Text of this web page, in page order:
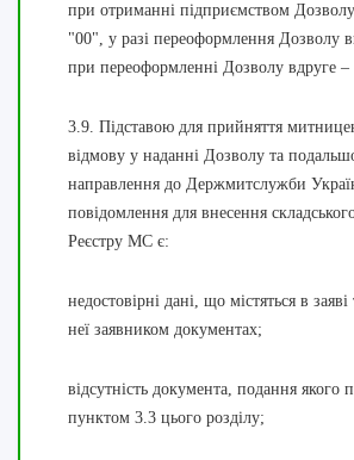
при отриманні підприємством Дозволу
"00", у разі переоформлення Дозволу
при переоформленні Дозволу вдруге –
3.9. Підставою для прийняття
відмову у наданні Дозволу та
направлення до Держмитслужби
повідомлення для внесення
Реєстру МС є:
недостовірні дані, що містяться в
неї заявником документах;
відсутність документа, подання якого
пунктом 3.3 цього розділу;